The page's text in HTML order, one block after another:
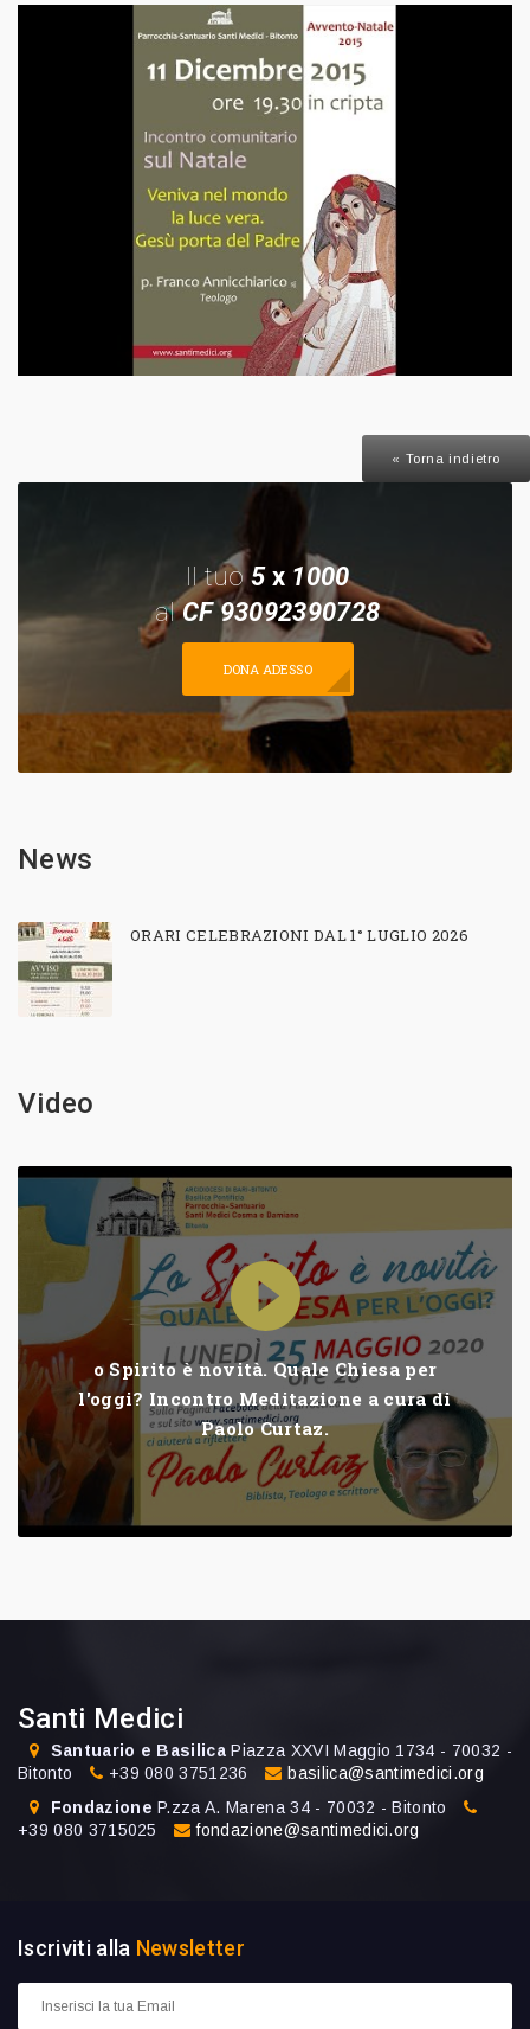
« Torna indietro
Il tuo 5x 1000
alCF 93092390728
DONA ADESSO
News
ORARI CELEBRAZIONI DAL 1° LUGLIO 2026
Video
o Spirito è novità. Quale Chiesa per
l'oggi? Incontro Meditazione a cura di
Paolo Curtaz.
Santi Medici
Santuario e Basilica Piazza XXVI Maggio 1734 - 70032 -
Bitonto
+39 080 3751236
basilica@santimedici.org
Fondazione P.zza A. Marena 34 - 70032 - Bitonto
+39 080 3715025
fondazione@santimedici.org
Iscriviti alla Newsletter